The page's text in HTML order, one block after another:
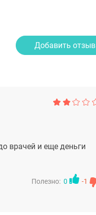
Добавить отзыв
врачей и еще деньги
Полезно: 0 -1